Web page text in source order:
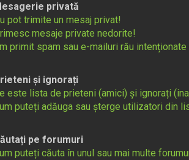
privată
pot trimite un mesaj privat!
mesaje private nedorite!
primit spam sau e-mailuri rău
și ignorați
este lista de prieteni (amici) și ignorați
puteți adăuga sau șterge utilizatori din
pe forumuri
puteți căuta în unul sau mai multe